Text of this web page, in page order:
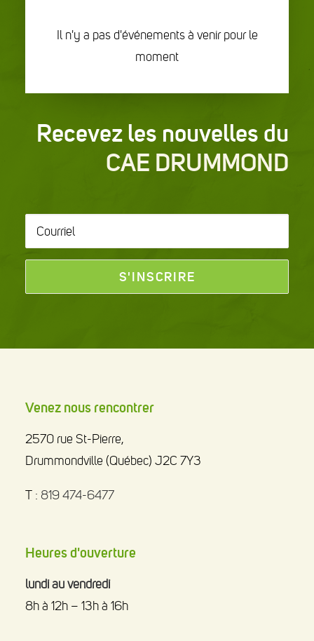
Il n'y a pas d'événements à venir pour le
moment
Recevez les nouvelles du
CAE DRUMMOND
Venez nous rencontrer
2570 rue St-Pierre,
Drummondville (Québec) J2C 7Y3
T : 819 474-6477
Heures d'ouverture
lundi au vendredi
8h à 12h – 13h à 16h